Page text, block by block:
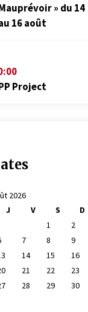
» du 14
16 août
Project
2026
J V S
D
1
2
7 8
9
14 15
16
21 22
23
28 29
30